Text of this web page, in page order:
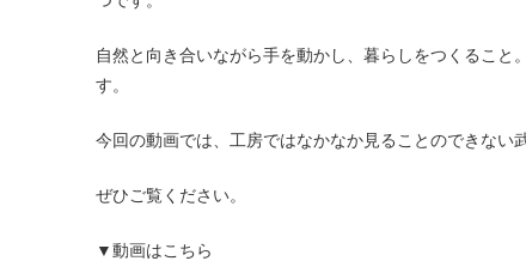
自然と向き合いながら手を動かし、暮らしをつくるこ
す。
今回の動画では、工房ではなかなか見ることのできない
ぜひご覧ください。
▼動画はこちら